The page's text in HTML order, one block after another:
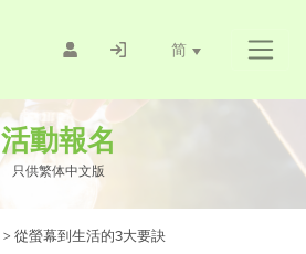
简
活動報名
只供繁体中文版
> 從螢幕到生活的3大要訣